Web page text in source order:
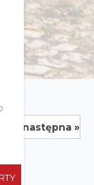
następna »